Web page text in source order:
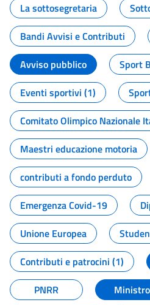
La sottosegretaria
Bandi Avvisi e Contributi
Avviso pubblico
Sport
Eventi sportivi (1)
Comitato Olimpico Nazionale
Maestri educazione motoria
contributi a fondo perduto
Emergenza Covid-19
Unione Europea
Contributi e patrocini (1)
PNRR
Ministro